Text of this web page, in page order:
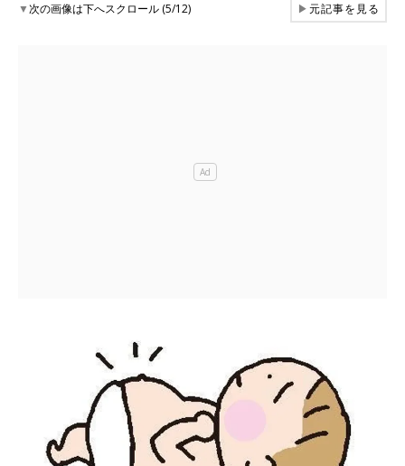
▼次の画像は下へスクロール (5/12) ▶元記事を見る